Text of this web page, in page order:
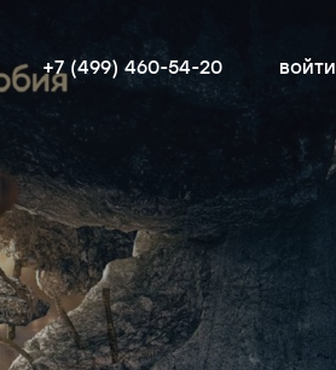
читать далее
+7 (499) 460-54-20 войти